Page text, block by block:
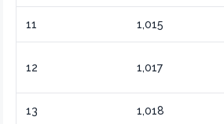
11 1,015
12 1,017
13 1,018